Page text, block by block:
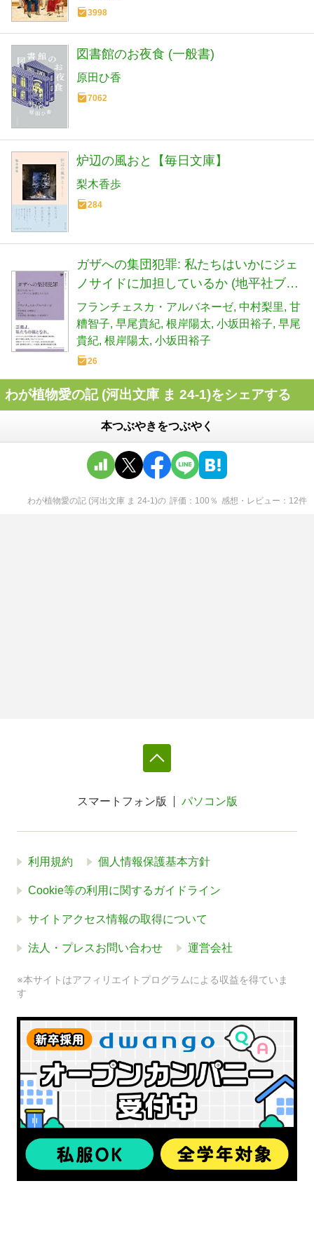
3998
図書館のお夜食 (一般書)
原田ひ香
7062
炉辺の風おと【毎日文庫】
梨木香歩
284
ガザへの集団犯罪: 私たちはいかにジェ
ノサイドに加担しているか (地平社ブッ
クレット 4)
フランチェスカ・アルバネーゼ 中村梨里 甘
糟智子 早尾貴紀 根岸陽太 小坂田裕子 早尾
貴紀 根岸陽太 小坂田裕子
26
わが植物愛の記 (河出文庫 ま 24-1)をシェアする
本つぶやきをつぶやく
わが植物愛の記 (河出文庫 ま 24-1)の 評価 100 ％ 感想・レビュー 12件
スマートフォン版 パソコン版
利用規約 個人情報保護基本方針
Cookie等の利用に関するガイドライン
サイトアクセス情報の取得について
法人・プレスお問い合わせ 運営会社
※本サイトはアフィリエイトプログラムによる収益を得ていま
す